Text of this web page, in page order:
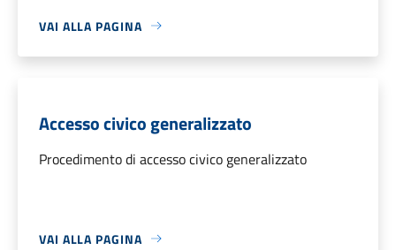
VAI ALLA PAGINA
Accesso civico generalizzato
Procedimento di accesso civico generalizzato
VAI ALLA PAGINA